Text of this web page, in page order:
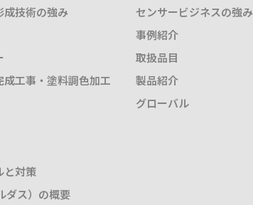
成技術の強み
成工事・塗料調色加工
と対策
ダス）の概要
センサービジネスの強み
事例紹介
取扱品目
製品紹介
グローバル